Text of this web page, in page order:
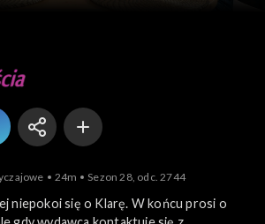
24m Sezon 28, odc. 2744
niepokoi się o Klarę. W końcu prosi o